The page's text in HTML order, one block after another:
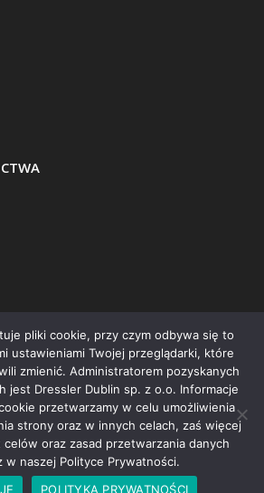
Książki. Wszelkie prawa zastrzeżone
pliki cookie, przy czym odbywa się to
ustawieniami Twojej przeglądarki, które
zmienić. Administratorem pozyskanych
jest Dressler Dublin sp. z o.o. Informacje
przetwarzamy w celu umożliwienia
strony oraz w innych celach, zaś więcej
oraz zasad przetwarzania danych
w naszej Polityce Prywatności.
POLITYKA PRYWATNOŚCI